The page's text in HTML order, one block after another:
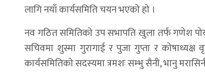
लागि नयाँ कार्यसमिति चयन भएको हो ।
नव गठित समितिको उप सभापति खुला तर्फ गणेश
सचिवमा शुस्मा गुरागाई र पुजा गुप्ता र
कार्यसमितिको सदस्यमा त्रमशः सम्भु सैनी, भानु